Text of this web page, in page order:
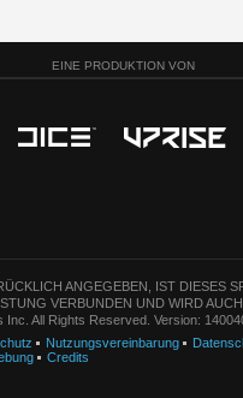
EINE PRODUKTION VON
ANGEGEBEN, IST DIESES
VERBUNDEN UND WIRD
Inc. All Rights Reserved. Version:
Nutzungsvereinbarung
Credits